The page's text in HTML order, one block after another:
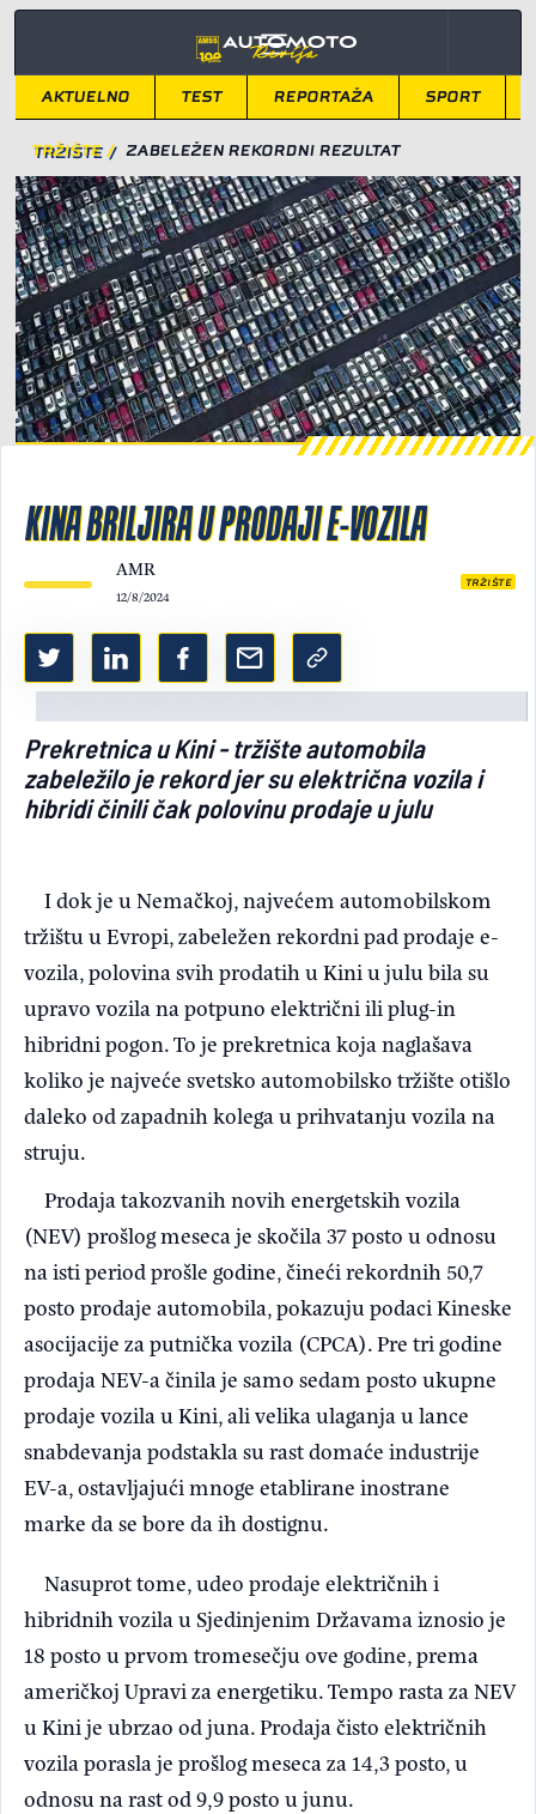
Light/Dark mode
AKTUELNO TEST REPORTAŽA SPORT
TRŽIŠTE / ZABELEŽEN REKORDNI REZULTAT
KINA BRILJIRA U PRODAJI E-VOZILA
AMR
12/8/2024
TRŽIŠTE
Prekretnica u Kini - tržište automobila
zabeležilo je rekord jer su električna vozila i
hibridi činili čak polovinu prodaje u julu
I dok je u Nemačkoj, najvećem automobilskom
tržištu u Evropi, zabeležen rekordni pad prodaje e-
vozila, polovina svih prodatih u Kini u julu bila su
upravo vozila na potpuno električni ili plug-in
hibridni pogon. To je prekretnica koja naglašava
koliko je najveće svetsko automobilsko tržište otišlo
daleko od zapadnih kolega u prihvatanju vozila na
struju.
Prodaja takozvanih novih energetskih vozila
(NEV) prošlog meseca je skočila 37 posto u odnosu
na isti period prošle godine, čineći rekordnih 50,7
posto prodaje automobila, pokazuju podaci Kineske
asocijacije za putnička vozila (CPCA). Pre tri godine
prodaja NEV-a činila je samo sedam posto ukupne
prodaje vozila u Kini, ali velika ulaganja u lance
snabdevanja podstakla su rast domaće industrije
EV-a, ostavljajući mnoge etablirane inostrane
marke da se bore da ih dostignu.
Nasuprot tome, udeo prodaje električnih i
hibridnih vozila u Sjedinjenim Državama iznosio je
18 posto u prvom tromesečju ove godine, prema
američkoj Upravi za energetiku. Tempo rasta za NEV
u Kini je ubrzao od juna. Prodaja čisto električnih
vozila porasla je prošlog meseca za 14,3 posto, u
odnosu na rast od 9,9 posto u junu.